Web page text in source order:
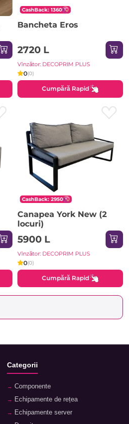
CashBack: 1360
Bancheta Eros
2720 L
Vînzător: DECOPRIM PLUS
0(0)
Cumpără Rapid
CashBack: 2950
Canapea York New (2
locuri)
5900 L
Vînzător: DECOPRIM PLUS
0(0)
Cumpără Rapid
Categorii
Componente
Echipamente de rețea
Echipamente server